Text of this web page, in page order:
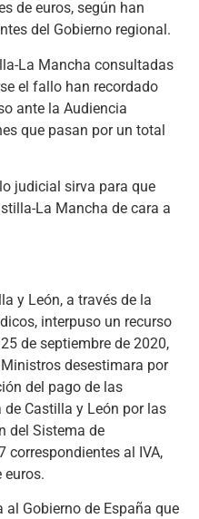
de euros, según han
del Gobierno regional.
La Mancha consultadas
el fallo han recordado
ante la Audiencia
que pasan por un total
judicial sirva para que
La Mancha de cara a
y León, a través de la
interpuso un recurso
de septiembre de 2020,
desestimara por
del pago de las
Castilla y León por las
del Sistema de
correspondientes al IVA,
euros.
Gobierno de España que